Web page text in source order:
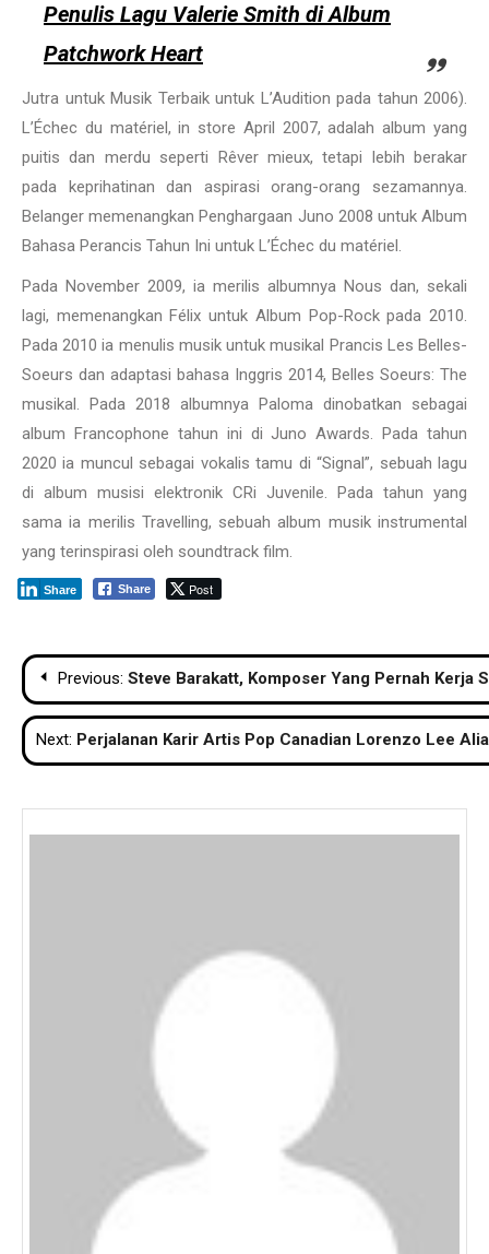
Penulis Lagu Valerie Smith di Album
Patchwork Heart
Jutra untuk Musik Terbaik untuk L’Audition pada tahun 2006).
L’Échec du matériel, in store April 2007, adalah album yang
puitis dan merdu seperti Rêver mieux, tetapi lebih berakar
pada keprihatinan dan aspirasi orang-orang sezamannya.
Belanger memenangkan Penghargaan Juno 2008 untuk Album
Bahasa Perancis Tahun Ini untuk L’Échec du matériel.
Pada November 2009, ia merilis albumnya Nous dan, sekali
lagi, memenangkan Félix untuk Album Pop-Rock pada 2010.
Pada 2010 ia menulis musik untuk musikal Prancis Les Belles-
Soeurs dan adaptasi bahasa Inggris 2014, Belles Soeurs: The
musikal. Pada 2018 albumnya Paloma dinobatkan sebagai
album Francophone tahun ini di Juno Awards. Pada tahun
2020 ia muncul sebagai vokalis tamu di “Signal”, sebuah lagu
di album musisi elektronik CRi Juvenile. Pada tahun yang
sama ia merilis Travelling, sebuah album musik instrumental
yang terinspirasi oleh soundtrack film.
Share Post
Share
Navigasi
pos
Previous: Steve Barakatt, Komposer Yang Pernah Kerja
Next: Perjalanan Karir Artis Pop Canadian Lorenzo Lee